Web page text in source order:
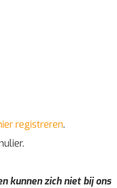
registreren.
kunnen zich niet bij ons